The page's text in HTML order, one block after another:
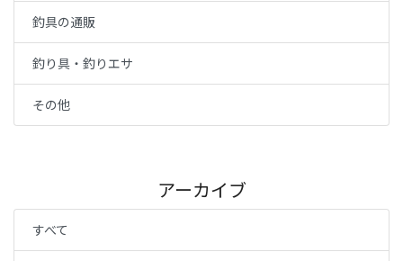
釣具の通販
釣り具・釣りエサ
その他
アーカイブ
すべて